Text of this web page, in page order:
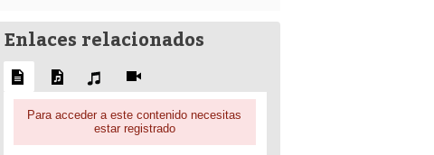
Enlaces relacionados
Para acceder a este contenido necesitas
estar registrado